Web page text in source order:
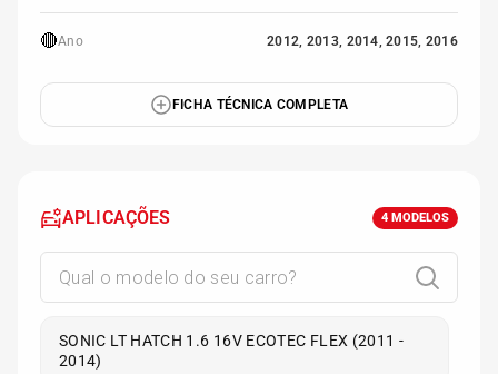
🔴Ano 2012, 2013, 2014, 2015, 2016
FICHA TÉCNICA COMPLETA
APLICAÇÕES 4 MODELOS
SONIC LT HATCH 1.6 16V ECOTEC FLEX (2011 -
2014)